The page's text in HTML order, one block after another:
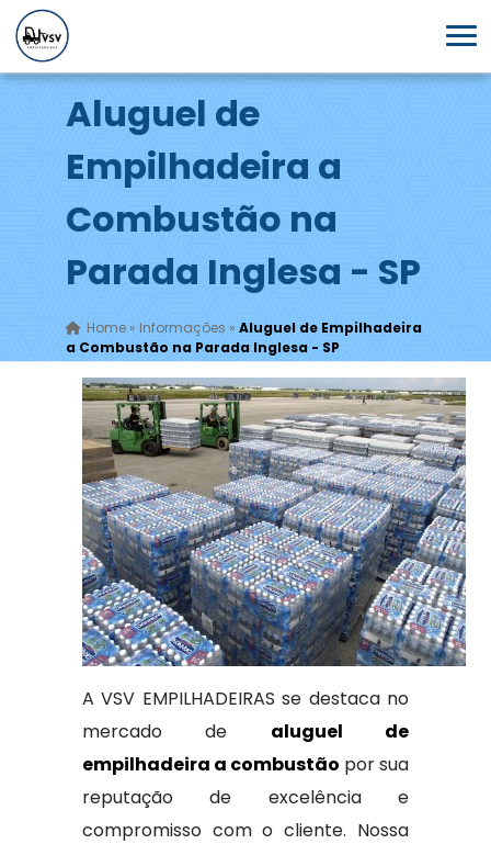
Aluguel de
Empilhadeira a
Combustão na
Parada Inglesa - SP
Home» Informações » Aluguel de Empilhadeira
a Combustão na Parada Inglesa - SP
A VSV EMPILHADEIRAS se destaca no
mercado de aluguel de
empilhadeira a combustão por sua
reputação de excelência e
compromisso com o cliente. Nossa